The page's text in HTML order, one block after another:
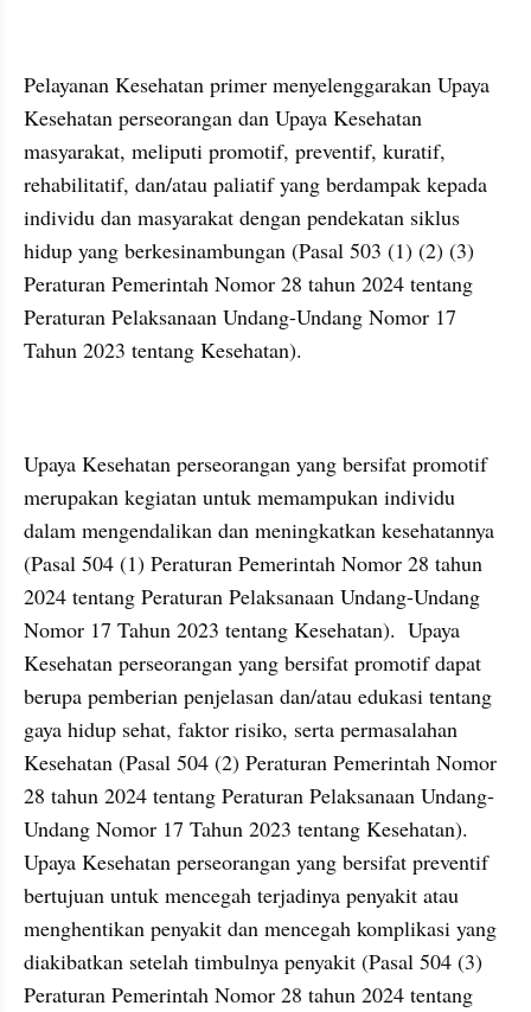
Pelayanan Kesehatan primer menyelenggarakan Upaya
Kesehatan perseorangan dan Upaya Kesehatan
masyarakat, meliputi promotif, preventif, kuratif,
rehabilitatif, dan/atau paliatif yang berdampak kepada
individu dan masyarakat dengan pendekatan siklus
hidup yang berkesinambungan (Pasal 503 (1) (2) (3)
Peraturan Pemerintah Nomor 28 tahun 2024 tentang
Peraturan Pelaksanaan Undang-Undang Nomor 17
Tahun 2023 tentang Kesehatan).
Upaya Kesehatan perseorangan yang bersifat promotif
merupakan kegiatan untuk memampukan individu
dalam mengendalikan dan meningkatkan kesehatannya
(Pasal 504 (1) Peraturan Pemerintah Nomor 28 tahun
2024 tentang Peraturan Pelaksanaan Undang-Undang
Nomor 17 Tahun 2023 tentang Kesehatan).  Upaya
Kesehatan perseorangan yang bersifat promotif dapat
berupa pemberian penjelasan dan/atau edukasi tentang
gaya hidup sehat, faktor risiko, serta permasalahan
Kesehatan (Pasal 504 (2) Peraturan Pemerintah Nomor
28 tahun 2024 tentang Peraturan Pelaksanaan Undang-
Undang Nomor 17 Tahun 2023 tentang Kesehatan).
Upaya Kesehatan perseorangan yang bersifat preventif
bertujuan untuk mencegah terjadinya penyakit atau
menghentikan penyakit dan mencegah komplikasi yang
diakibatkan setelah timbulnya penyakit (Pasal 504 (3)
Peraturan Pemerintah Nomor 28 tahun 2024 tentang